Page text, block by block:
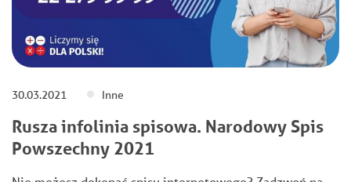
30.03.2021 Inne
Rusza infolinia spisowa. Narodowy Spis
Powszechny 2021